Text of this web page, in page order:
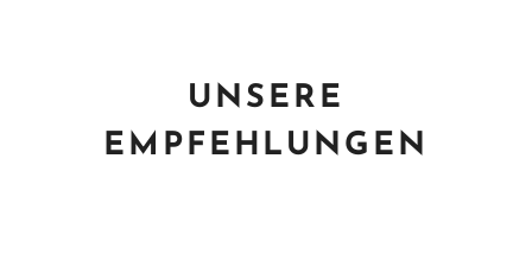
UNSERE
EMPFEHLUNGEN